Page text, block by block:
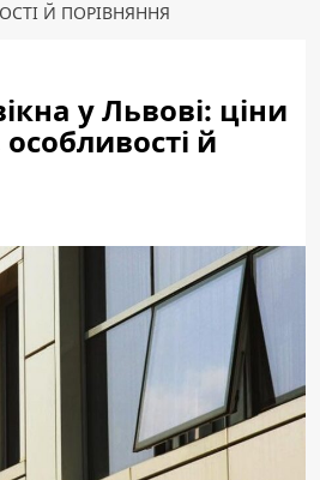
Й ПОРІВНЯННЯ
у Львові: ціни
й